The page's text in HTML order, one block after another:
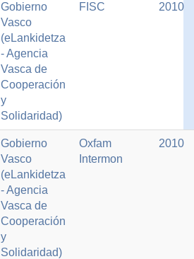
Gobierno
Vasco
(eLankidetza
- Agencia
Vasca de
Cooperación
y
Solidaridad)
FISC 2010
Gobierno
Vasco
(eLankidetza
- Agencia
Vasca de
Cooperación
y
Solidaridad)
Oxfam
Intermon
2010